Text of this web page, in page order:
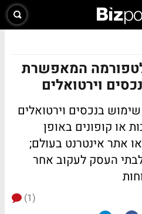
המאפשרת
וירטואלים
בנכסים וירטואלים
או קופונים באופן
אתר אינטרנט בעולם;
העסק לעקוב אחר
(1)